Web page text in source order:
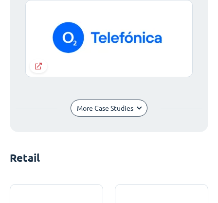
More Case Studies
Retail